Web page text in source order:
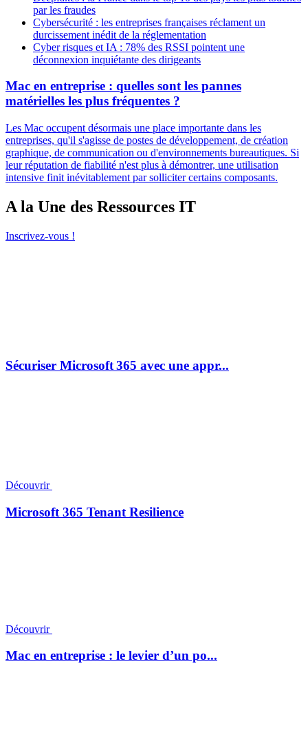
par les fraudes
Cybersécurité : les entreprises françaises réclament un
durcissement inédit de la réglementation
Cyber risques et IA : 78% des RSSI pointent une
déconnexion inquiétante des dirigeants
Mac en entreprise : quelles sont les pannes
matérielles les plus fréquentes ?
Les Mac occupent désormais une place importante dans les
entreprises, qu'il s'agisse de postes de développement, de création
graphique, de communication ou d'environnements bureautiques. Si
leur réputation de fiabilité n'est plus à démontrer, une utilisation
intensive finit inévitablement par solliciter certains composants.
A la Une des Ressources IT
Inscrivez-vous !
Sécuriser Microsoft 365 avec une appr...
Découvrir
Microsoft 365 Tenant Resilience
Découvrir
Mac en entreprise : le levier d’un po...